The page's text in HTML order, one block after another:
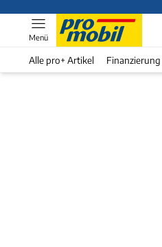
Menü
Alle pro+ Artikel Finanzierung